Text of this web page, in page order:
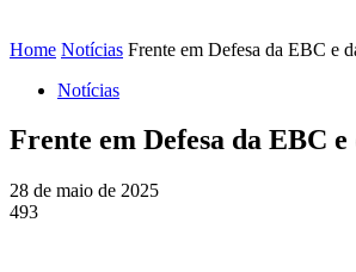
Home Notícias Frente em Defesa da EBC e
Notícias
Frente em Defesa da EBC
28 de maio de 2025
493